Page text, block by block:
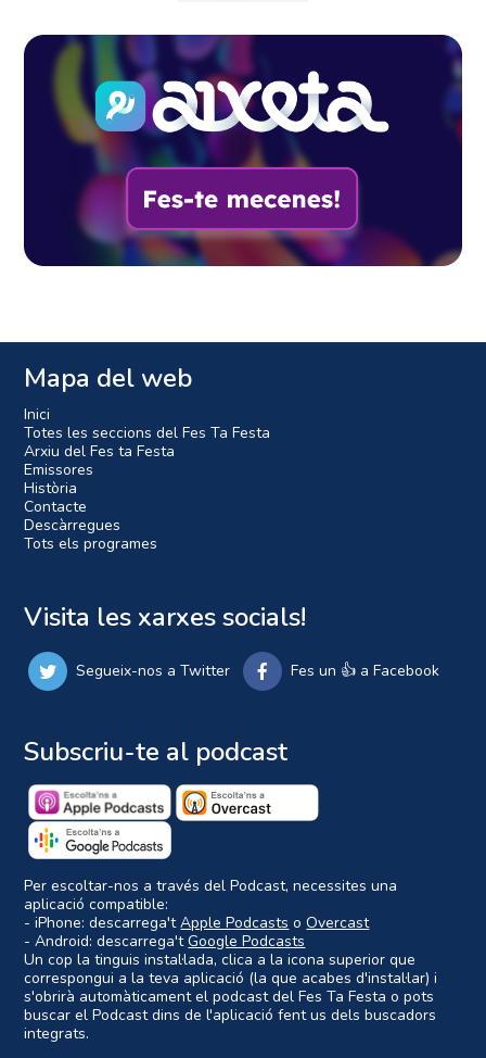
Mapa del web
Inici
Totes les seccions del Fes Ta Festa
Arxiu del Fes ta Festa
Emissores
Història
Contacte
Descàrregues
Tots els programes
Visita les xarxes socials!
Segueix-nos a Twitter Fes un 👍 a Facebook
Subscriu-te al podcast
Per escoltar-nos a través del Podcast, necessites una
aplicació compatible:
- iPhone: descarrega'tApple Podcasts oOvercast
- Android: descarrega'tGoogle Podcasts
Un cop la tinguis instal·lada, clica a la icona superior que
correspongui a la teva aplicació (la que acabes d'instal·lar) i
s'obrirà automàticament el podcast del Fes Ta Festa o pots
buscar el Podcast dins de l'aplicació fent us dels buscadors
integrats.